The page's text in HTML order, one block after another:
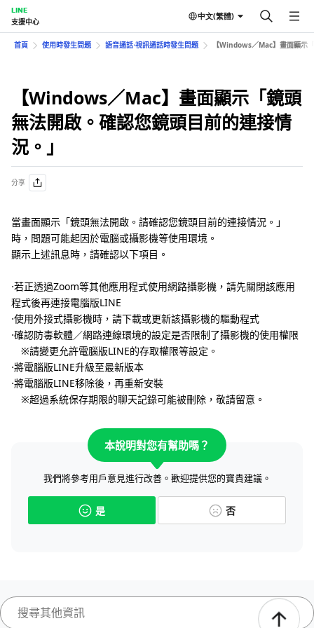
LINE
支援中心
中文(繁體)
首頁 使用時發生問題 語音通話⋅視訊通話時發生問題 【Windows／Mac】畫面顯示
【Windows／Mac】畫面顯示「鏡頭
無法開啟。確認您鏡頭目前的連接情
況。」
分享
當畫面顯示「鏡頭無法開啟。請確認您鏡頭目前的連接情況。」
時，問題可能起因於電腦或攝影機等使用環境。
顯示上述訊息時，請確認以下項目。
⋅若正透過Zoom等其他應用程式使用網路攝影機，請先關閉該應用
程式後再連接電腦版LINE
⋅使用外接式攝影機時，請下載或更新該攝影機的驅動程式
⋅確認防毒軟體／網路連線環境的設定是否限制了攝影機的使用權限
※請變更允許電腦版LINE的存取權限等設定。
⋅將電腦版LINE升級至最新版本
⋅將電腦版LINE移除後，再重新安裝
※超過系統保存期限的聊天記錄可能被刪除，敬請留意。
本說明對您有幫助嗎？
我們將參考用戶意見進行改善。歡迎提供您的寶貴建議。
是 否